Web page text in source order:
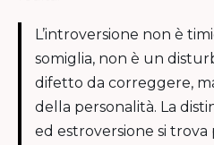
L’introversione non è
somiglia, non è un
difetto da correggere,
della personalità. La
ed estroversione si